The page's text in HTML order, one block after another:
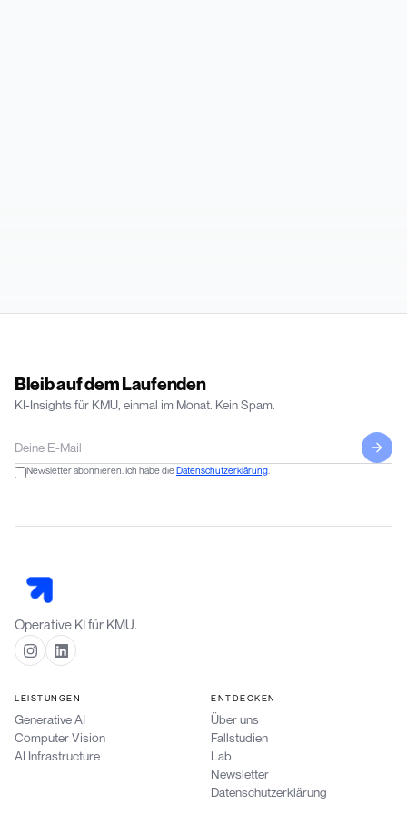
Bleib auf dem Laufenden
KI-Insights für KMU, einmal im Monat. Kein Spam.
Newsletter abonnieren. Ich habe die Datenschutzerklärung.
Operative KI für KMU.
LEISTUNGEN
Generative AI
Computer Vision
AI Infrastructure
ENTDECKEN
Über uns
Fallstudien
Lab
Newsletter
Datenschutzerklärung